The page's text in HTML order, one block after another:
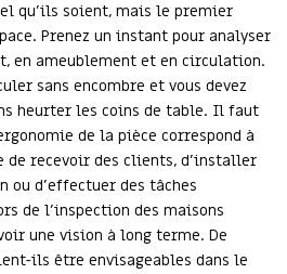
qu’ils soient, mais le premier
Prenez un instant pour analyser
en ameublement et en circulation.
sans encombre et vous devez
heurter les coins de table. Il faut
de la pièce correspond à
de recevoir des clients, d’installer
ou d’effectuer des tâches
de l’inspection des maisons
une vision à long terme. De
ils être envisageables dans le